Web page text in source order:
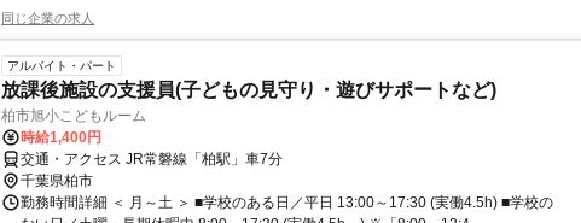
同じ企業の求人
アルバイト・パート
放課後施設の支援員(子どもの見守り・遊びサポートなど)
柏市旭小こどもルーム
時給1,400円
交通・アクセス JR常磐線「柏駅」車7分
千葉県柏市
勤務時間詳細 ＜ 月～土 ＞ ■学校のある日／平日 13:00～17:30 (実働4.5h) ■学校の